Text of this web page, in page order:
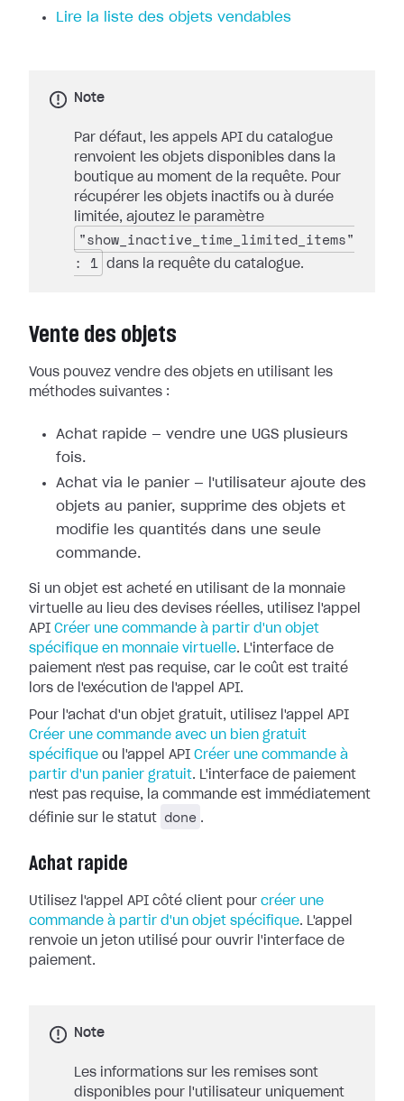
Lire la liste des objets vendables
Note
Par défaut, les appels API du catalogue
renvoient les objets disponibles dans la
boutique au moment de la requête. Pour
récupérer les objets inactifs ou à durée
limitée, ajoutez le paramètre
"show_inactive_time_limited_items"
: 1
dans la requête du catalogue.
Vente des objets
Vous pouvez vendre des objets en utilisant les
méthodes suivantes :
Achat rapide — vendre une UGS plusieurs
fois.
Achat via le panier — l'utilisateur ajoute des
objets au panier, supprime des objets et
modifie les quantités dans une seule
commande.
Si un objet est acheté en utilisant de la monnaie
virtuelle au lieu des devises réelles, utilisez l'appel
API Créer une commande à partir d'un objet
spécifique en monnaie virtuelle. L'interface de
paiement n'est pas requise, car le coût est traité
lors de l'exécution de l'appel API.
Pour l'achat d'un objet gratuit, utilisez l'appel API
Créer une commande avec un bien gratuit
spécifique ou l'appel API Créer une commande à
partir d'un panier gratuit. L'interface de paiement
n'est pas requise, la commande est immédiatement
définie sur le statut
done .
Achat rapide
Utilisez l'appel API côté client pour créer une
commande à partir d'un objet spécifique. L'appel
renvoie un jeton utilisé pour ouvrir l'interface de
paiement.
Note
Les informations sur les remises sont
disponibles pour l'utilisateur uniquement